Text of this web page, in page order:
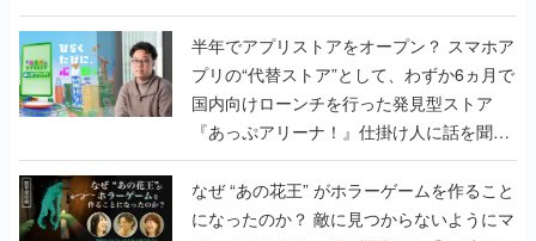
うこだわりをプロデューサーに聞いた
半年でアプリストアをオープン？ スマホア
プリの“代替ストア”として、わずか6ヵ月で
国内向けローンチを行った発見型ストア
『あっぷアリーナ！』仕掛け人に話を聞い
てみた
なぜ “あの花王” がホラーゲームを作ること
になったのか？ 敵に見つからないようにマ